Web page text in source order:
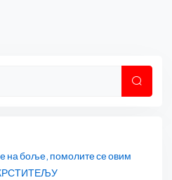
боље, помолите се овим